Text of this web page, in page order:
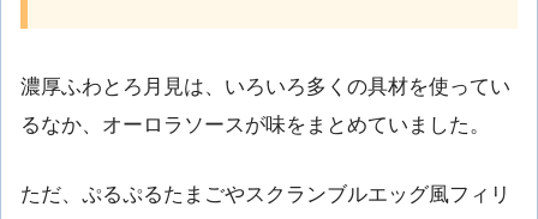
濃厚ふわとろ月見は、いろいろ多くの具材を使ってい
るなか、オーロラソースが味をまとめていました。
ただ、ぷるぷるたまごやスクランブルエッグ風フィリ